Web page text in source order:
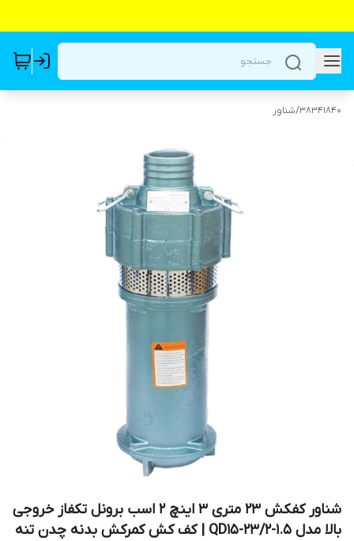
38341840
/شناور
شناور کفکش 23 متری 3 اینچ 2 اسب برونل تکفاز خروجی
بالا مدل QD15-23/2-1.5 | کف کش کمرکش بدنه چدن تنه